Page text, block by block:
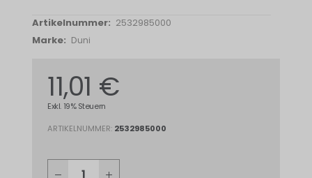
2532985000
Duni
11,01 €
Exkl. 19% Steuern
ARTIKELNUMMER 2532985000